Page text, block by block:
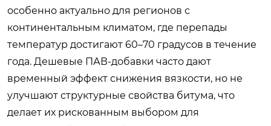
особенно актуально для регионов с
континентальным климатом, где перепады
температур достигают 60–70 градусов в течение
года. Дешевые ПАВ-добавки часто дают
временный эффект снижения вязкости, но не
улучшают структурные свойства битума, что
делает их рискованным выбором для